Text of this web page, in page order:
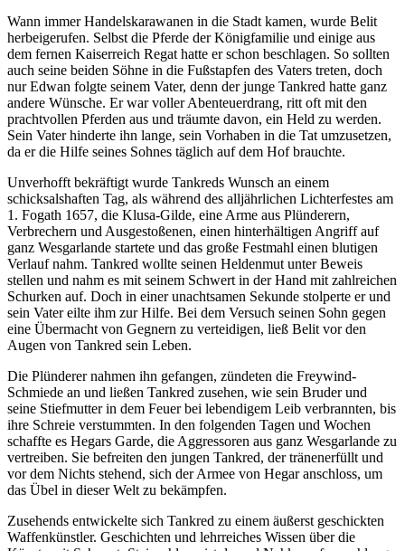
Wann immer Handelskarawanen in die Stadt kamen, wurde Belit
herbeigerufen. Selbst die Pferde der Königfamilie und einige aus
dem fernen Kaiserreich Regat hatte er schon beschlagen. So sollten
auch seine beiden Söhne in die Fußstapfen des Vaters treten, doch
nur Edwan folgte seinem Vater, denn der junge Tankred hatte ganz
andere Wünsche. Er war voller Abenteuerdrang, ritt oft mit den
prachtvollen Pferden aus und träumte davon, ein Held zu werden.
Sein Vater hinderte ihn lange, sein Vorhaben in die Tat umzusetzen,
da er die Hilfe seines Sohnes täglich auf dem Hof brauchte.
Unverhofft bekräftigt wurde Tankreds Wunsch an einem
schicksalshaften Tag, als während des alljährlichen Lichterfestes am
1. Fogath 1657, die Klusa-Gilde, eine Arme aus Plünderern,
Verbrechern und Ausgestoßenen, einen hinterhältigen Angriff auf
ganz Wesgarlande startete und das große Festmahl einen blutigen
Verlauf nahm. Tankred wollte seinen Heldenmut unter Beweis
stellen und nahm es mit seinem Schwert in der Hand mit zahlreichen
Schurken auf. Doch in einer unachtsamen Sekunde stolperte er und
sein Vater eilte ihm zur Hilfe. Bei dem Versuch seinen Sohn gegen
eine Übermacht von Gegnern zu verteidigen, ließ Belit vor den
Augen von Tankred sein Leben.
Die Plünderer nahmen ihn gefangen, zündeten die Freywind-
Schmiede an und ließen Tankred zusehen, wie sein Bruder und
seine Stiefmutter in dem Feuer bei lebendigem Leib verbrannten, bis
ihre Schreie verstummten. In den folgenden Tagen und Wochen
schaffte es Hegars Garde, die Aggressoren aus ganz Wesgarlande zu
vertreiben. Sie befreiten den jungen Tankred, der tränenerfüllt und
vor dem Nichts stehend, sich der Armee von Hegar anschloss, um
das Übel in dieser Welt zu bekämpfen.
Zusehends entwickelte sich Tankred zu einem äußerst geschickten
Waffenkünstler. Geschichten und lehrreiches Wissen über die